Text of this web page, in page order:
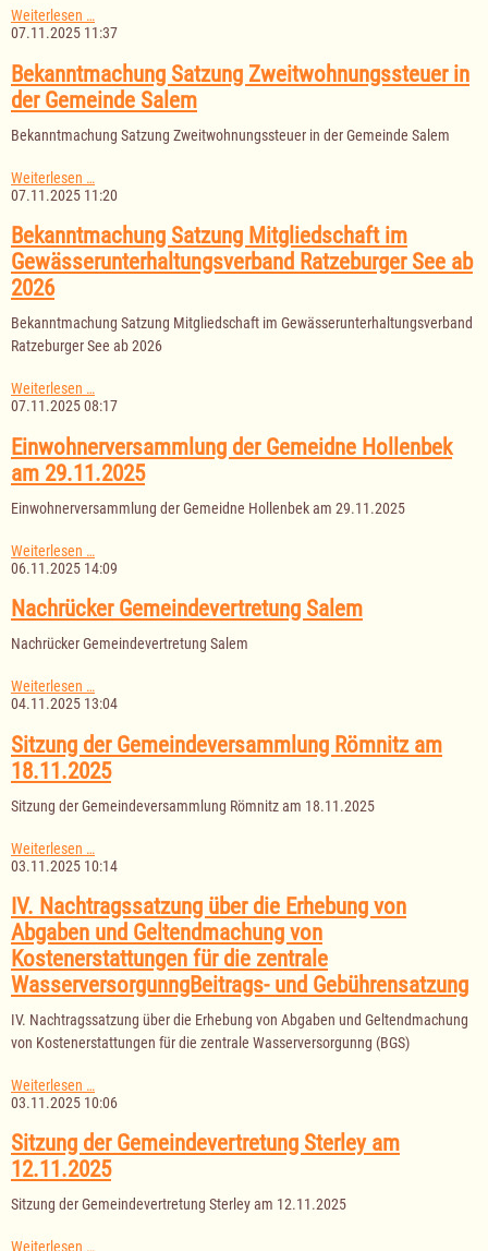
Weiterlesen …Sitzung
des
für
Daseinsvorsorge
und
am
07.11.2025 11:37
Bekanntmachung Satzung Zweitwohnungssteuer in
der Gemeinde Salem
Bekanntmachung Satzung Zweitwohnungssteuer in der Gemeinde Salem
Weiterlesen …
Satzung
in
der
Gemeinde
07.11.2025 11:20
Bekanntmachung Satzung Mitgliedschaft im
Gewässerunterhaltungsverband Ratzeburger See ab
2026
Bekanntmachung Satzung Mitgliedschaft im Gewässerunterhaltungsverband
Ratzeburger See ab 2026
Weiterlesen …Bekanntmachung
Satzung
im
Gewässerunterhaltungsverband
Ratzeburger
ab
07.11.2025 08:17
Einwohnerversammlung der Gemeidne Hollenbek
am 29.11.2025
Einwohnerversammlung der Gemeidne Hollenbek am 29.11.2025
Weiterlesen …
der
Hollenbek
am
29.11.2025
06.11.2025 14:09
Nachrücker Gemeindevertretung Salem
Nachrücker Gemeindevertretung Salem
Weiterlesen …
Gemeindevertretung
04.11.2025 13:04
Sitzung der Gemeindeversammlung Römnitz am
18.11.2025
Sitzung der Gemeindeversammlung Römnitz am 18.11.2025
Weiterlesen …
der
Römnitz
am
18.11.2025
03.11.2025 10:14
IV. Nachtragssatzung über die Erhebung von
Abgaben und Geltendmachung von
Kostenerstattungen für die zentrale
WasserversorgunngBeitrags- und Gebührensatzung
IV. Nachtragssatzung über die Erhebung von Abgaben und Geltendmachung
von Kostenerstattungen für die zentrale Wasserversorgunng (BGS)
Weiterlesen …
Nachtragssatzung
die
Erhebung
von
und
03.11.2025 10:06
Sitzung der Gemeindevertretung Sterley am
12.11.2025
Sitzung der Gemeindevertretung Sterley am 12.11.2025
Weiterlesen …Sitzung